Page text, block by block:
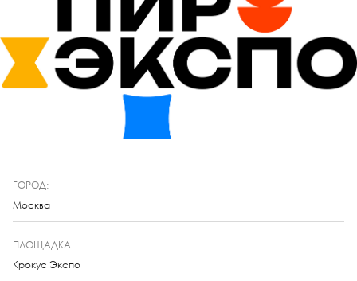
ГОРОД:
Москва
ПЛОЩАДКА:
Крокус Экспо